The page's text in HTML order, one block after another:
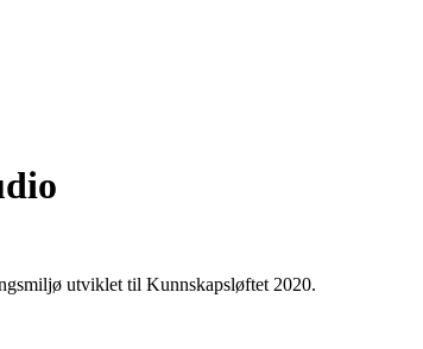
utviklet til Kunnskapsløftet 2020.